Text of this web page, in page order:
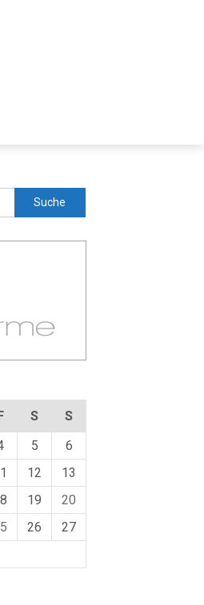
S
S
5
6
12
13
19
20
26
27